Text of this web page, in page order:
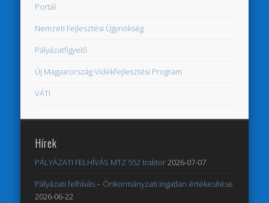
Portál
Nemzeti Fejlesztési Ügynökség
Pályázatfigyelő
Új Magyarország Vidékfejlesztési Program
VÁTI
Hírek
PÁLYÁZATI FELHÍVÁS MTZ 552 traktor2026-07-07
Pályázati felhívás – Önkormányzati ingatlan értékesítése
2026-06-22